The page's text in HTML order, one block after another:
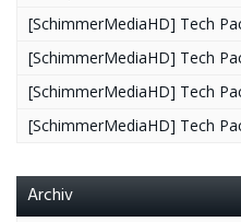
[SchimmerMediaHD] Tech
[SchimmerMediaHD] Tech
[SchimmerMediaHD] Tech
[SchimmerMediaHD] Tech
Archiv